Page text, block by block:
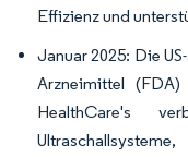
Effizienz und
Januar 2025: Die
Arzneimittel
HealthCare's